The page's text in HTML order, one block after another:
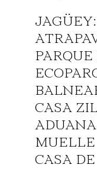
ig.
55
CASA
MUELLE
CASA